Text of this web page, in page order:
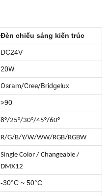
Đèn chiếu sáng kiến trúc
DC24V
20W
Osram/Cree/Bridgelux
>90
8°/25°/30°/45°/60°
R/G/B/Y/W/WW/RGB/RGBW
Single Color / Changeable /
DMX12
-30°C ~ 50°C